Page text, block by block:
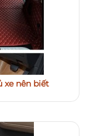
xe nên biết